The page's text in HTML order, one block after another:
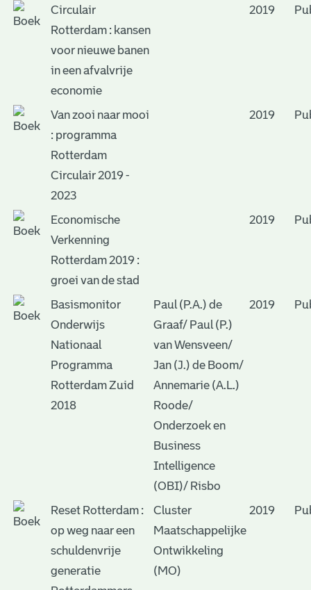
Circulair
Rotterdam : kansen
voor nieuwe banen
in een afvalvrije
economie
2019
Van zooi naar mooi
: programma
Rotterdam
Circulair 2019 -
2023
2019
Economische
Verkenning
Rotterdam 2019 :
groei van de stad
2019
Basismonitor
Onderwijs
Nationaal
Programma
Rotterdam Zuid
2018
Paul (P.A.) de
Graaf/ Paul (P.)
van Wensveen/
Jan (J.) de Boom/
Annemarie (A.L.)
Roode/
Onderzoek en
Business
Intelligence
(OBI)/ Risbo
2019
Reset Rotterdam :
op weg naar een
schuldenvrije
generatie
Cluster
Maatschappelijke
Ontwikkeling
(MO)
2019